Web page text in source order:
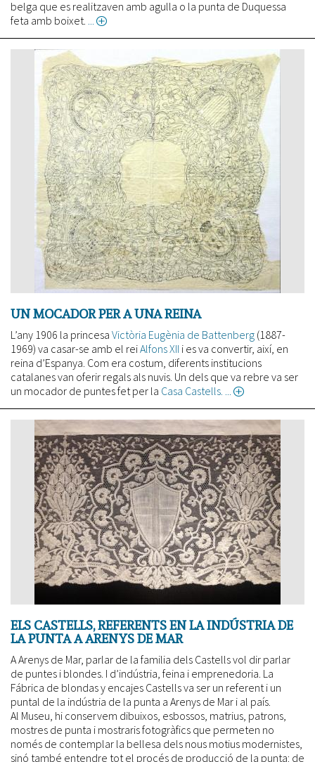
belga que es realitzaven amb agulla o la punta de Duquessa
feta amb boixet.
les
puntes
al
coixí
UN MOCADOR PER A UNA REINA
L’any 1906 la princesa Victòria Eugènia de Battenberg (1887-
1969) va casar-se amb el reiAlfons XII i es va convertir, així, en
reina d’Espanya. Com era costum, diferents institucions
catalanes van oferir regals als nuvis. Un dels que va rebre va ser
un mocador de puntes fet per la Casa Castells.
mocador
per
a
una
reina
ELS CASTELLS, REFERENTS EN LA INDÚSTRIA DE
LA PUNTA A ARENYS DE MAR
A Arenys de Mar, parlar de la familia dels Castells vol dir parlar
de puntes i blondes. I d’indústria, feina i emprenedoria. La
Fábrica de blondas y encajes Castells va ser un referent i un
puntal de la indústria de la punta a Arenys de Mar i al país.
Al Museu, hi conservem dibuixos, esbossos, matrius, patrons,
mostres de punta i mostraris fotogràfics que permeten no
només de contemplar la bellesa dels nous motius modernistes,
sinó també entendre tot el procés de producció de la punta: de